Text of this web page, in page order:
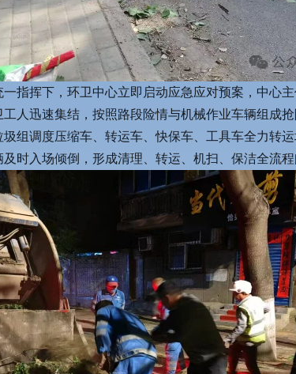
指挥下，环卫中心立即启动应急应对预案，中心
人迅速集结，按照路段险情与机械作业车辆组成
组调度压缩车、转运车、快保车、工具车全力转
时入场倾倒，形成清理、转运、机扫、保洁全流程